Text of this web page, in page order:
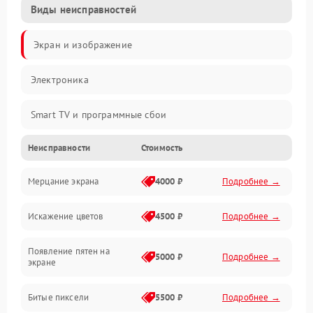
Виды неисправностей
Экран и изображение
Электроника
Smart TV и программные сбои
Питание и запуск
Подсветка и LED-модули
Звук и аудиосистема
Сигнал и приём каналов
Неисправности Стоимость
Мерцание экрана 4000 ₽ Подробнее →
Искажение цветов 4500 ₽ Подробнее →
Появление пятен на
экране
5000 ₽ Подробнее →
Битые пиксели 5500 ₽ Подробнее →